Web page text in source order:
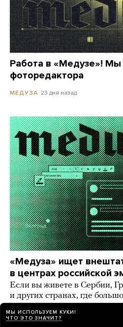
Работа в «Медузе»!
фоторедактора
МЕДУЗА 23 дня назад
«Медуза» ищет
в центрах российской
Если вы живете в Сербии,
и других странах, где
комьюнити, — напишите
ИСТОРИИ 9 дней назад
МЫ ИСПОЛЬЗУЕМ КУКИ!
ЧТО ЭТО ЗНАЧИТ?